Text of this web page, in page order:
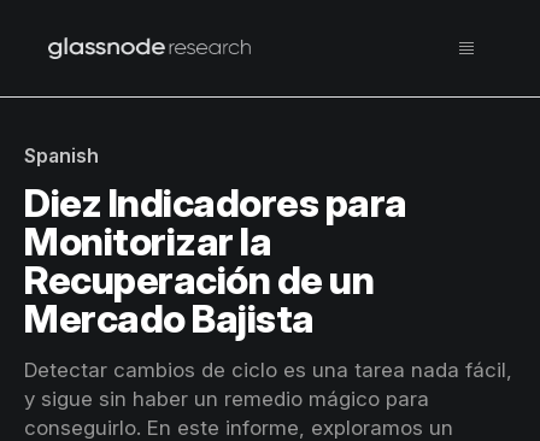
Spanish
Diez Indicadores para
Monitorizar la
Recuperación de un
Mercado Bajista
Detectar cambios de ciclo es una tarea nada fácil,
y sigue sin haber un remedio mágico para
conseguirlo. En este informe, exploramos un